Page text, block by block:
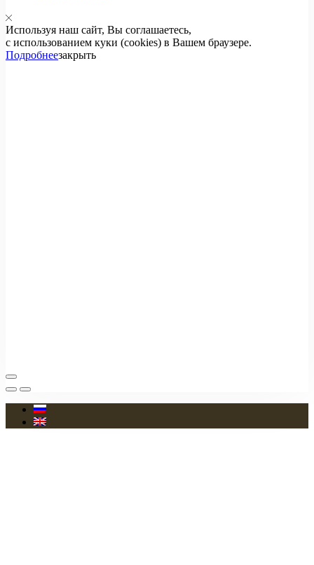
Используя наш сайт, Вы соглашаетесь,
с использованием куки (cookies) в Вашем браузере.
Подробнеезакрыть